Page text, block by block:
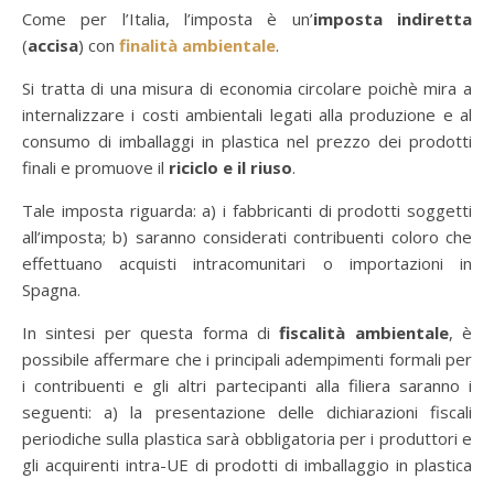
Come per l’Italia, l’imposta è un’imposta indiretta
(accisa) con finalità ambientale.
Si tratta di una misura di economia circolare poichè mira a
internalizzare i costi ambientali legati alla produzione e al
consumo di imballaggi in plastica nel prezzo dei prodotti
finali e promuove il riciclo e il riuso.
Tale imposta riguarda: a) i fabbricanti di prodotti soggetti
all’imposta; b) saranno considerati contribuenti coloro che
effettuano acquisti intracomunitari o importazioni in
Spagna.
In sintesi per questa forma di fiscalità ambientale, è
possibile affermare che i principali adempimenti formali per
i contribuenti e gli altri partecipanti alla filiera saranno i
seguenti: a) la presentazione delle dichiarazioni fiscali
periodiche sulla plastica sarà obbligatoria per i produttori e
gli acquirenti intra-UE di prodotti di imballaggio in plastica